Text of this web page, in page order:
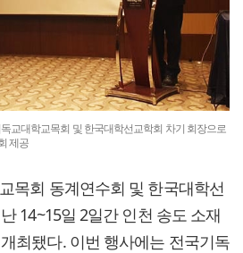
교대학교목회 및 한국대학선교학회 차기 회장으로
제공
목회 동계연수회 및 한국대학선
14~15일 2일간 인천 송도 소재
최됐다. 이번 행사에는 전국기독